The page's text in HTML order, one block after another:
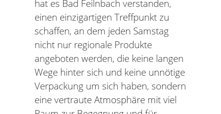
hat es Bad Feilnbach verstanden,
einen einzigartigen Treffpunkt zu
schaffen, an dem jeden Samstag
nicht nur regionale Produkte
angeboten werden, die keine langen
Wege hinter sich und keine unnötige
Verpackung um sich haben, sondern
eine vertraute Atmosphäre mit viel